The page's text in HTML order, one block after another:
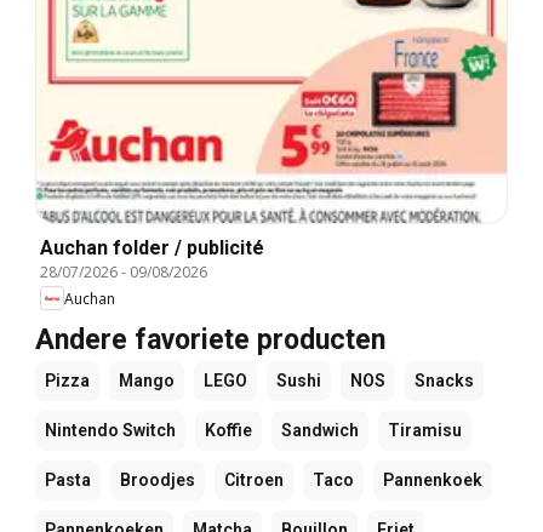
Auchan folder / publicité
28/07/2026- 09/08/2026
Auchan
Andere favoriete producten
Pizza Mango LEGO Sushi NOS Snacks
Nintendo Switch Koffie Sandwich Tiramisu
Pasta Broodjes Citroen Taco Pannenkoek